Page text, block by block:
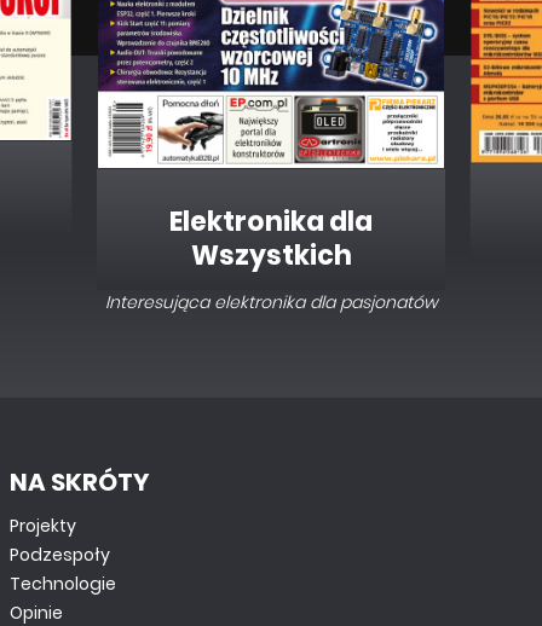
Elektronika dla
Wszystkich
Interesująca elektronika dla pasjonatów
NA SKRÓTY
Projekty
Podzespoły
Technologie
Opinie